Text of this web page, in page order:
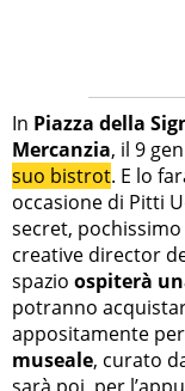
In Piazza della
Mercanzia, il 9
suo bistrot. E lo
occasione di Pitti
secret,
creative director
spazio ospiterà
potranno
appositamente
museale, curato